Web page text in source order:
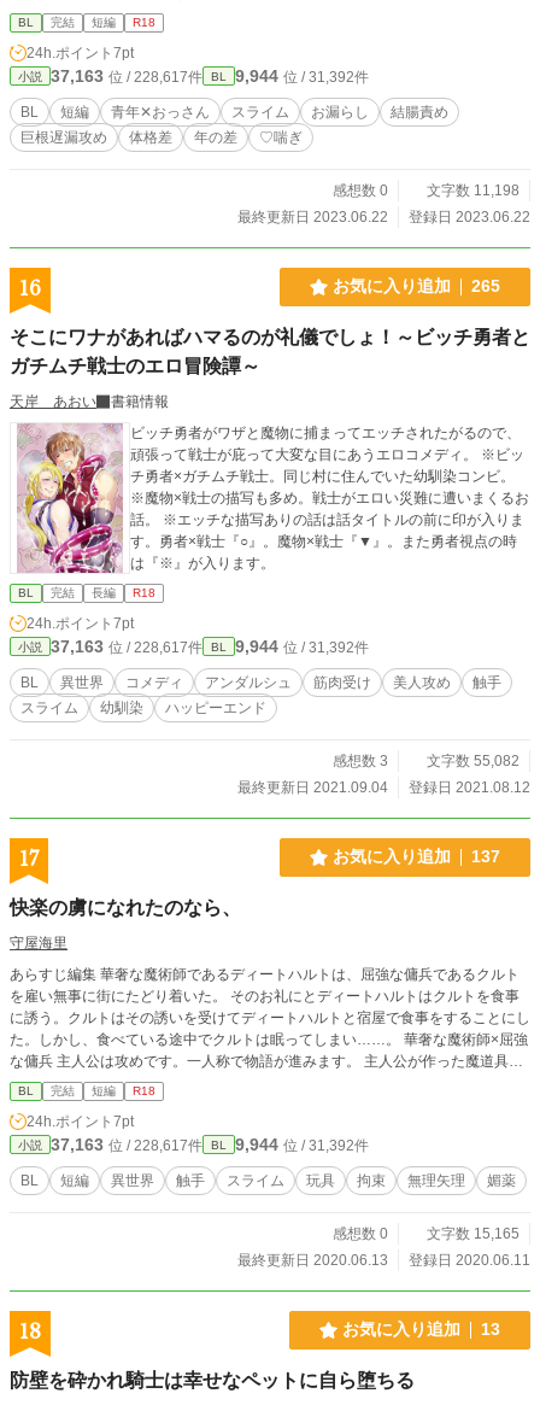
す。
BL 完結 短編 R18
24h.ポイント 7pt
小説 37,163 位 / 228,617件 BL 9,944 位 / 31,392件
BL 短編 青年✕おっさん スライム お漏らし
結腸責め
巨根遅漏攻め
体格差 年の差 ♡喘ぎ
感想数 0
文字数 11,198
最終更新日 2023.06.22
登録日 2023.06.22
16 お気に入り追加 265
そこにワナがあればハマるのが礼儀でしょ！～ビッチ勇者と
ガチムチ戦士のエロ冒険譚～
天岸 あおい
書籍情報
ビッチ勇者がワザと魔物に捕まってエッチされたがるので、
頑張って戦士が庇って大変な目にあうエロコメディ。 ※ビッ
チ勇者×ガチムチ戦士。同じ村に住んでいた幼馴染コンビ。
※魔物×戦士の描写も多め。戦士がエロい災難に遭いまくるお
話。 ※エッチな描写ありの話は話タイトルの前に印が入りま
す。勇者×戦士『○』。魔物×戦士『▼』。また勇者視点の時
は『※』が入ります。
BL 完結 長編 R18
24h.ポイント 7pt
小説 37,163 位 / 228,617件 BL 9,944 位 / 31,392件
BL 異世界 コメディ アンダルシュ 筋肉受け 美人攻め
触手
スライム
幼馴染 ハッピーエンド
感想数 3
文字数 55,082
最終更新日 2021.09.04
登録日 2021.08.12
17 お気に入り追加 137
快楽の虜になれたのなら、
守屋海里
あらすじ編集 華奢な魔術師であるディートハルトは、屈強な傭兵であるクルト
を雇い無事に街にたどり着いた。 そのお礼にとディートハルトはクルトを食事
に誘う。クルトはその誘いを受けてディートハルトと宿屋で食事をすることにし
た。しかし、食べている途中でクルトは眠ってしまい……。 華奢な魔術師×屈強
な傭兵 主人公は攻めです。一人称で物語が進みます。 主人公が作った魔道具で
クルトを可愛がる話。あらすじとタグでイヤな予感がした方はそっと閉じてくだ
さい。 エロ練習作。色々書いてみたかった。全編通してエロしかありません。
※ムーンライトノベルズ様にも投稿しています。
BL 完結 短編 R18
24h.ポイント 7pt
小説 37,163 位 / 228,617件 BL 9,944 位 / 31,392件
BL 短編 異世界 触手 スライム 玩具 拘束 無理矢理 媚薬
感想数 0
文字数 15,165
最終更新日 2020.06.13
登録日 2020.06.11
18 お気に入り追加 13
防壁を砕かれ騎士は幸せなペットに自ら堕ちる